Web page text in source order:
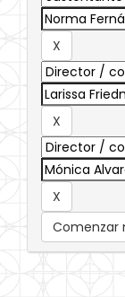
Comenzar